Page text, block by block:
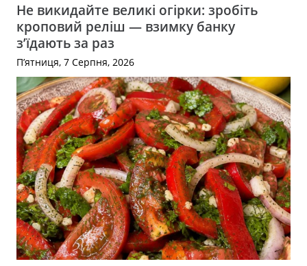
Не викидайте великі огірки: зробіть
кроповий реліш — взимку банку
з’їдають за раз
П’ятниця, 7 Серпня, 2026